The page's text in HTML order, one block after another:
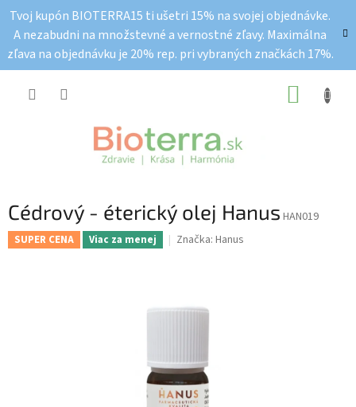
obsah
Tvoj kupón BIOTERRA15 ti ušetri 15% na svojej objednávke.
A nezabudni na množstevné a vernostné zľavy. Maximálna
zľava na objednávku je 20% rep. pri vybraných značkách 17%.
Cédrový - éterický olej Hanus HAN019
SUPER CENA Viac za menej Značka: Hanus